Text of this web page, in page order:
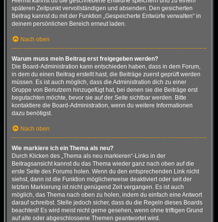
späteren Zeitpunkt vervollständigen und absenden. Den gesicherten
Beitrag kannst du mit der Funktion „Gespeicherte Entwürfe verwalten“ in
deinem persönlichen Bereich erneut laden.
Nach oben
Warum muss mein Beitrag erst freigegeben werden?
Die Board-Administration kann entschieden haben, dass in dem Forum,
in dem du einen Beitrag erstellt hast, die Beiträge zuerst geprüft werden
müssen. Es ist auch möglich, dass die Administration dich zu einer
Gruppe von Benutzern hinzugefügt hat, bei denen sie die Beiträge erst
begutachten möchte, bevor sie auf der Seite sichtbar werden. Bitte
kontaktiere die Board-Administration, wenn du weitere Informationen
dazu benötigst.
Nach oben
Wie markiere ich ein Thema als neu?
Durch Klicken des „Thema als neu markieren“-Links in der
Beitragsansicht kannst du das Thema wieder ganz nach oben auf die
erste Seite des Forums holen. Wenn du den entsprechenden Link nicht
siehst, dann ist die Funktion möglicherweise deaktiviert oder seit der
letzten Markierung ist nicht genügend Zeit vergangen. Es ist auch
möglich, das Thema nach oben zu holen, indem du einfach eine Antwort
darauf schreibst. Stelle jedoch sicher, dass du die Regeln dieses Boards
beachtest! Es wird meist nicht gerne gesehen, wenn ohne triftigen Grund
auf alte oder abgeschlossene Themen geantwortet wird.